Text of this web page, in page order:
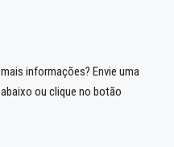
informações? Envie uma
ou clique no botão